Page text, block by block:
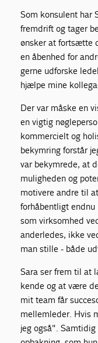
Som konsulent har
fremdrift og tager
ønsker at fortsætte
en åbenhed for
gerne udforske
hjælpe mine
Der var måske en
en vigtig
kommercielt og
bekymring forstår
var bekymrede, at
muligheden og
motivere andre til
forhåbentligt
som virksomhed
anderledes, ikke
man stille - både
Sara ser frem til at
kende og at være
mit team får
mellemleder. Hvis
jeg også".